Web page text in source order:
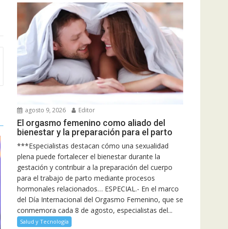
agosto 9, 2026 Editor
El orgasmo femenino como aliado del
bienestar y la preparación para el parto
***Especialistas destacan cómo una sexualidad
plena puede fortalecer el bienestar durante la
gestación y contribuir a la preparación del cuerpo
para el trabajo de parto mediante procesos
hormonales relacionados… ESPECIAL.- En el marco
del Día Internacional del Orgasmo Femenino, que se
conmemora cada 8 de agosto, especialistas del...
Salud y Tecnología